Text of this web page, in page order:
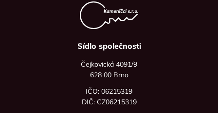
Sídlo společnosti
Čejkovická 4091/9
628 00 Brno
IČO: 06215319
DIČ: CZ06215319